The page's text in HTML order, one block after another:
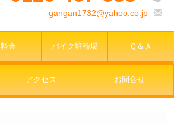
gangan1732@yahoo.co.jp
料金 バイク駐輪場 Ｑ＆Ａ
アクセス お問合せ